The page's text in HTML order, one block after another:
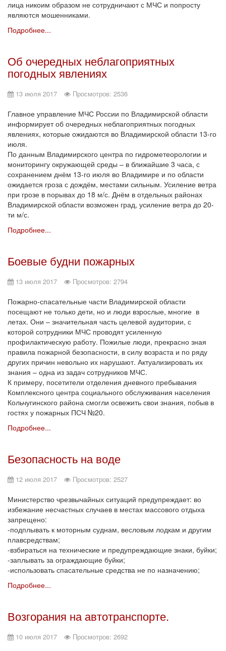
лица никоим образом не сотрудничают с МЧС и попросту
являются мошенниками.
Подробнее...
Об очередных неблагоприятных
погодных явлениях
13 июля 2017 Просмотров: 2536
Главное управление МЧС России по Владимирской области
информирует об очередных неблагоприятных погодных
явлениях, которые ожидаются во Владимирской области 13-го
июля.
По данным Владимирского центра по гидрометеорологии и
мониторингу окружающей среды – в ближайшие 3 часа, с
сохранением днём 13-го июля во Владимире и по области
ожидается гроза с дождём, местами сильным. Усиление ветра
при грозе в порывах до 18 м/с. Днём в отдельных районах
Владимирской области возможен град, усиление ветра до 20-
ти м/с.
Подробнее...
Боевые будни пожарных
13 июля 2017 Просмотров: 2794
Пожарно-спасательные части Владимирской области
посещают не только дети, но и люди взрослые, многие в
летах. Они – значительная часть целевой аудитории, с
которой сотрудники МЧС проводят усиленную
профилактическую работу. Пожилые люди, прекрасно зная
правила пожарной безопасности, в силу возраста и по ряду
других причин невольно их нарушают. Актуализировать их
знания – одна из задач сотрудников МЧС.
К примеру, посетители отделения дневного пребывания
Комплексного центра социального обслуживания населения
Кольчугинского района смогли освежить свои знания, побыв в
гостях у пожарных ПСЧ №20.
Подробнее...
Безопасность на воде
12 июля 2017 Просмотров: 2527
Министерство чрезвычайных ситуаций предупреждает: во
избежание несчастных случаев в местах массового отдыха
запрещено:
-подплывать к моторным суднам, весловым лодкам и другим
плавсредствам;
-взбираться на технические и предупреждающие знаки, буйки;
-заплывать за ограждающие буйки;
-использовать спасательные средства не по назначению;
Подробнее...
Возгорания на автотранспорте.
10 июля 2017 Просмотров: 2692